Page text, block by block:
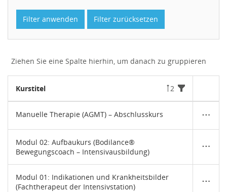
Filter anwenden Filter zurücksetzen
Ziehen Sie eine Spalte hierhin, um danach zu gruppieren
2
Kurstitel
Manuelle Therapie (AGMT) – Abschlusskurs
Modul 02: Aufbaukurs (Bodilance®
Bewegungscoach – Intensivausbildung)
Modul 01: Indikationen und Krankheitsbilder
(Fachtherapeut der Intensivstation)